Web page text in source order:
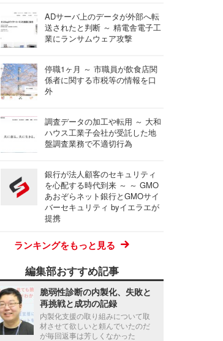
ADサーバ上のデータが外部へ転
送されたと判断 ～ 精電舎電子工
業にランサムウェア攻撃
停職1ヶ月 ～ 市職員が飲食店関
係者に関する市税等の情報を口
外
調査データの加工や転用 ～ 大和
ハウス工業子会社が受託した地
盤調査業務で不適切行為
銀行が法人顧客のセキュリティ
を心配する時代到来 ～ ～ GMO
あおぞらネット銀行とGMOサイ
バーセキュリティ byイエラエが
提携
ランキングをもっと見る
編集部おすすめ記事
脆弱性診断の内製化、失敗と
再挑戦と成功の記録
内製化支援の取り組みについて取
材させて欲しいと頼んでいたのだ
が毎回返事は芳しくなかった